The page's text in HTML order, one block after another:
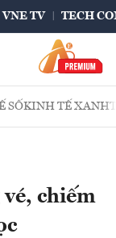
VNE TV TECH
SỐKINH TẾ XANH
chiếm